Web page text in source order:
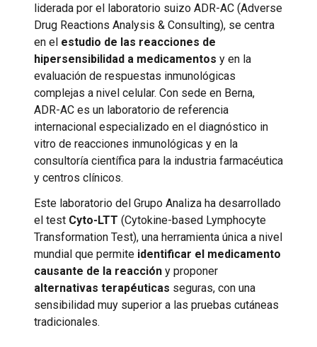
liderada por el laboratorio suizo ADR-AC (Adverse
Drug Reactions Analysis & Consulting), se centra
en el estudio de las reacciones de
hipersensibilidad a medicamentos y en la
evaluación de respuestas inmunológicas
complejas a nivel celular. Con sede en Berna,
ADR-AC es un laboratorio de referencia
internacional especializado en el diagnóstico in
vitro de reacciones inmunológicas y en la
consultoría científica para la industria farmacéutica
y centros clínicos.
Este laboratorio del Grupo Analiza ha desarrollado
el test Cyto-LTT (Cytokine-based Lymphocyte
Transformation Test), una herramienta única a nivel
mundial que permite identificar el medicamento
causante de la reacción y proponer
alternativas terapéuticas seguras, con una
sensibilidad muy superior a las pruebas cutáneas
tradicionales.